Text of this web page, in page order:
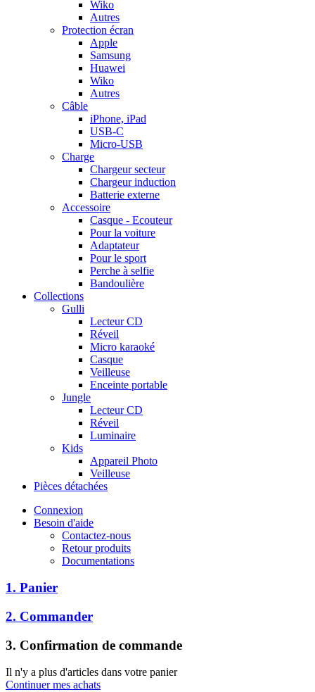
Wiko
Autres
Protection écran
Apple
Samsung
Huawei
Wiko
Autres
Câble
iPhone, iPad
USB-C
Micro-USB
Charge
Chargeur secteur
Chargeur induction
Batterie externe
Accessoire
Casque - Ecouteur
Pour la voiture
Adaptateur
Pour le sport
Perche à selfie
Bandoulière
Collections
Gulli
Lecteur CD
Réveil
Micro karaoké
Casque
Veilleuse
Enceinte portable
Jungle
Lecteur CD
Réveil
Luminaire
Kids
Appareil Photo
Veilleuse
Pièces détachées
Connexion
Besoin d'aide
Contactez-nous
Retour produits
Documentations
1. Panier
2. Commander
3. Confirmation de commande
Il n'y a plus d'articles dans votre panier
Continuer mes achats